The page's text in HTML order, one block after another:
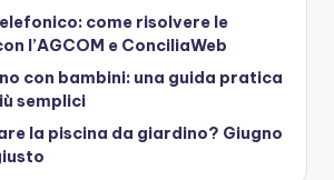
come risolvere le
l’AGCOM e ConciliaWeb
con bambini: una guida pratica
semplici
la piscina da giardino? Giugno